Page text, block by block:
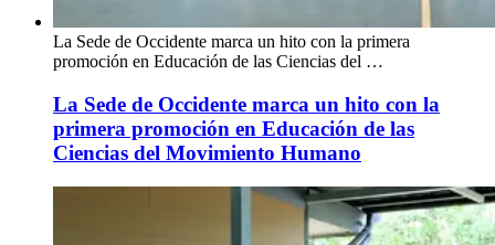
La Sede de Occidente marca un hito con la primera
promoción en Educación de las Ciencias del …
La Sede de Occidente marca un hito con la
primera promoción en Educación de las
Ciencias del Movimiento Humano